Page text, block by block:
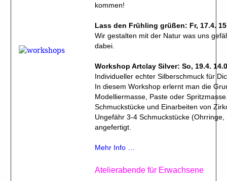
kommen!
Lass den Frühling grüßen: Fr, 17.4.
Wir gestalten mit der Natur was uns
dabei.
Workshop Artclay Silver: So, 19.4.
Individueller echter Silberschmuck für
In diesem Workshop erlernt man die
Modelliermasse, Paste oder
Schmuckstücke und Einarbeiten von
Ungefähr 3-4 Schmuckstücke
angefertigt.
Mehr Info …
Atelierabende für Erwachsene